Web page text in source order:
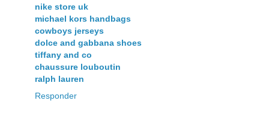
nike store uk
michael kors handbags
cowboys jerseys
dolce and gabbana shoes
tiffany and co
chaussure louboutin
ralph lauren
Responder